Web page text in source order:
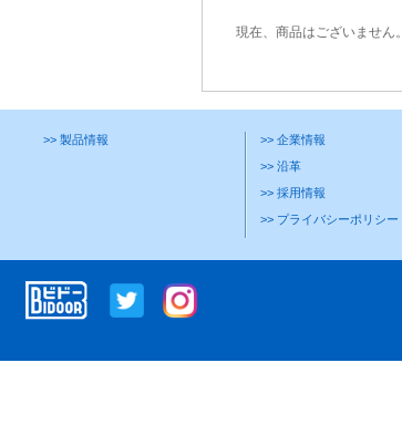
現在、商品はございません。
>> 製品情報
>> 企業情報
>> 沿革
>> 採用情報
>> プライバシーポリシー